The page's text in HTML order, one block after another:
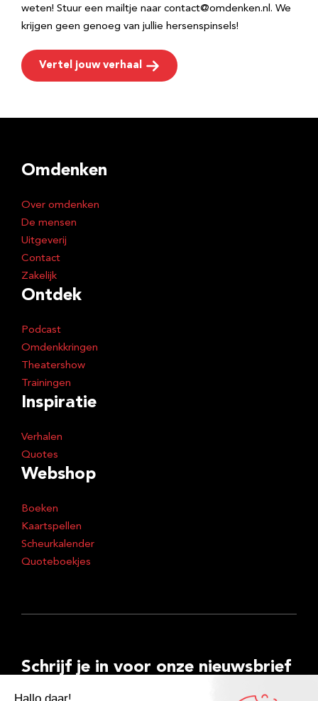
weten! Stuur een mailtje naar contact@omdenken.nl. We
krijgen geen genoeg van jullie hersenspinsels!
Vertel jouw verhaal
Omdenken
Over omdenken
De mensen
Uitgeverij
Contact
Zakelijk
Ontdek
Podcast
Omdenkkringen
Theatershow
Trainingen
Inspiratie
Verhalen
Quotes
Webshop
Boeken
Kaartspellen
Scheurkalender
Quoteboekjes
Schrijf je in voor onze nieuwsbrief